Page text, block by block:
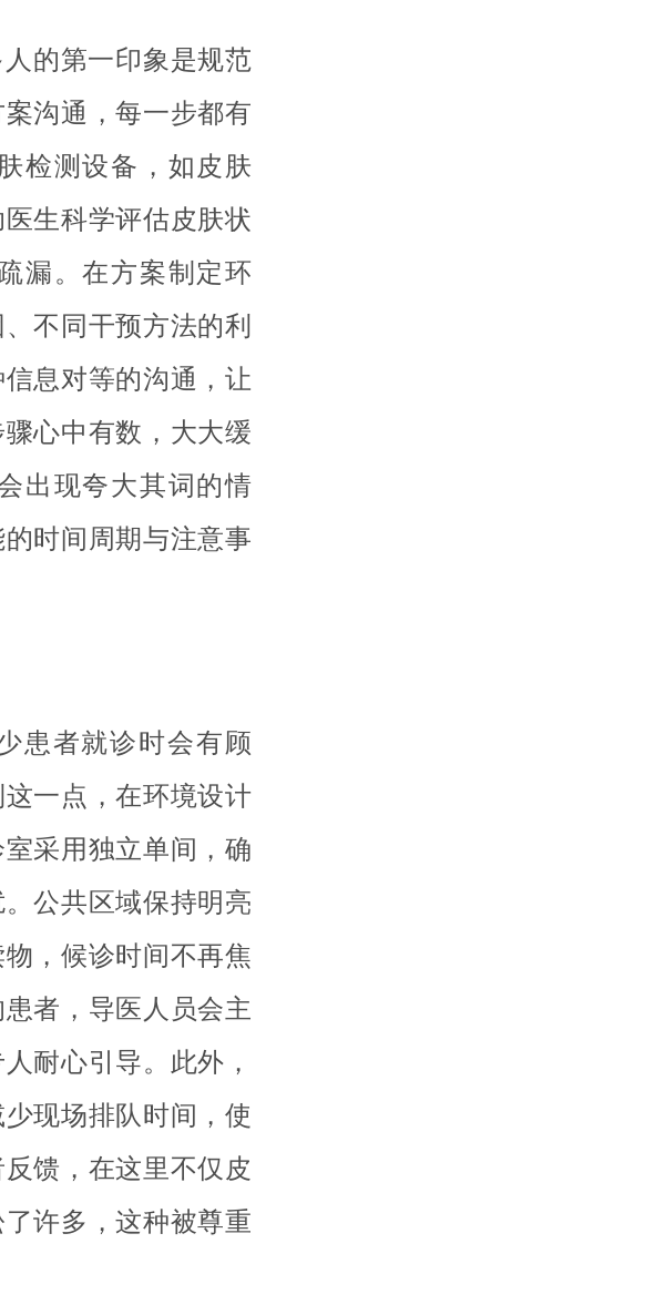
的第一印象是规范
沟通，每一步都有
检测设备，如皮肤
生科学评估皮肤状
漏。在方案制定环
不同干预方法的利
息对等的沟通，让
心中有数，大大缓
出现夸大其词的情
时间周期与注意事
患者就诊时会有顾
一点，在环境设计
采用独立单间，确
公共区域保持明亮
，候诊时间不再焦
者，导医人员会主
耐心引导。此外，
现场排队时间，使
馈，在这里不仅皮
许多，这种被尊重